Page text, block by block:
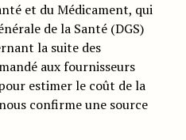
et du Médicament, qui
de la Santé (DGS)
la suite des
aux fournisseurs
estimer le coût de la
confirme une source